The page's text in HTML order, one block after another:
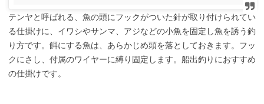
テンヤと呼ばれる、魚の頭にフックがついた針が取り付けられてい
る仕掛けに、イワシやサンマ、アジなどの小魚を固定し魚を誘う釣
り方です。餌にする魚は、あらかじめ頭を落としておきます。フッ
クにさし、付属のワイヤーに縛り固定します。船出釣りにおすすめ
の仕掛けです。